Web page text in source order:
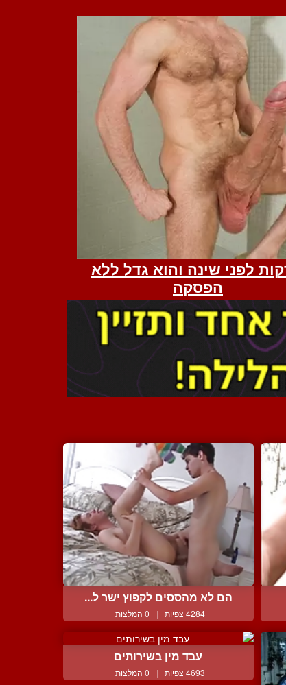
הם לא מהססים לקפוץ ישר ל...
4284 צפיות | 0 המלצות
עבד מין בשירותים
4693 צפיות | 0 המלצות